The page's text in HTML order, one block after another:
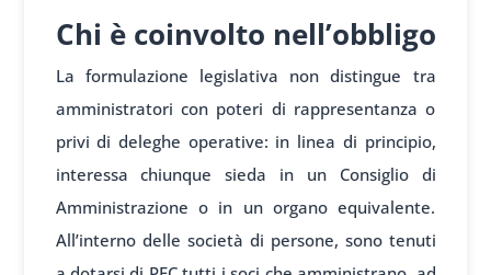
Chi è coinvolto nell’obbligo
La formulazione legislativa non distingue tra
amministratori con poteri di rappresentanza o
privi di deleghe operative: in linea di principio,
interessa chiunque sieda in un Consiglio di
Amministrazione o in un organo equivalente.
All’interno delle società di persone, sono tenuti